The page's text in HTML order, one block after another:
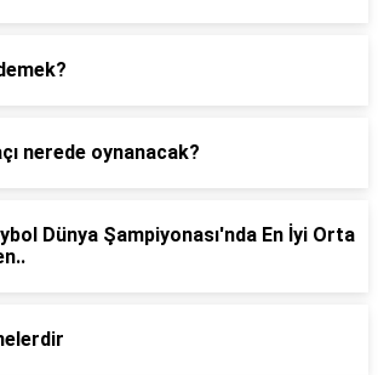
nerede oynanacak?
Dünya Şampiyonası'nda En İyi Orta